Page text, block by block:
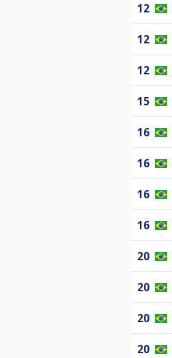
12
12
12
15
16
16
16
16
20
20
20
20